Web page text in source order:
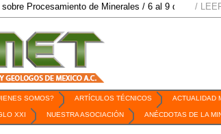
de Minerales / 6 al 9 de Octubre de 2026 /
/
SOMOS? ARTÍCULOS TÉCNICOS ACTUALIDAD
XXI NUESTRA ASOCIACIÓN ANÉCDOTAS DE LA